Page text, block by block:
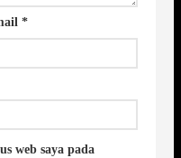
*
web saya pada